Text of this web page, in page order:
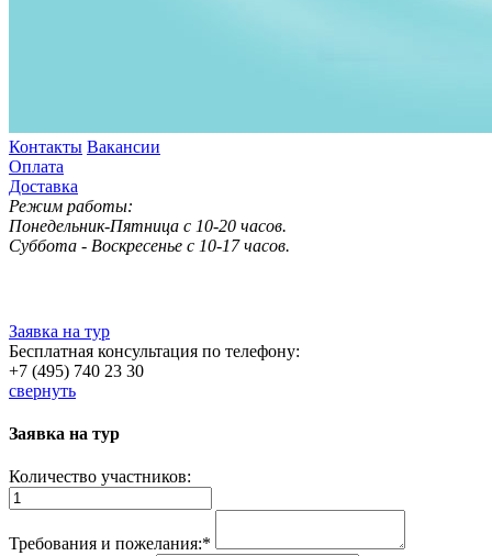
Контакты Вакансии
Оплата
Доставка
Режим работы:
Понедельник-Пятница с 10-20 часов.
Суббота - Воскресенье с 10-17 часов.
Заявка на тур
Бесплатная консультация по телефону:
+7 (495) 740 23 30
свернуть
Заявка на тур
Количество участников:
Требования и пожелания:*